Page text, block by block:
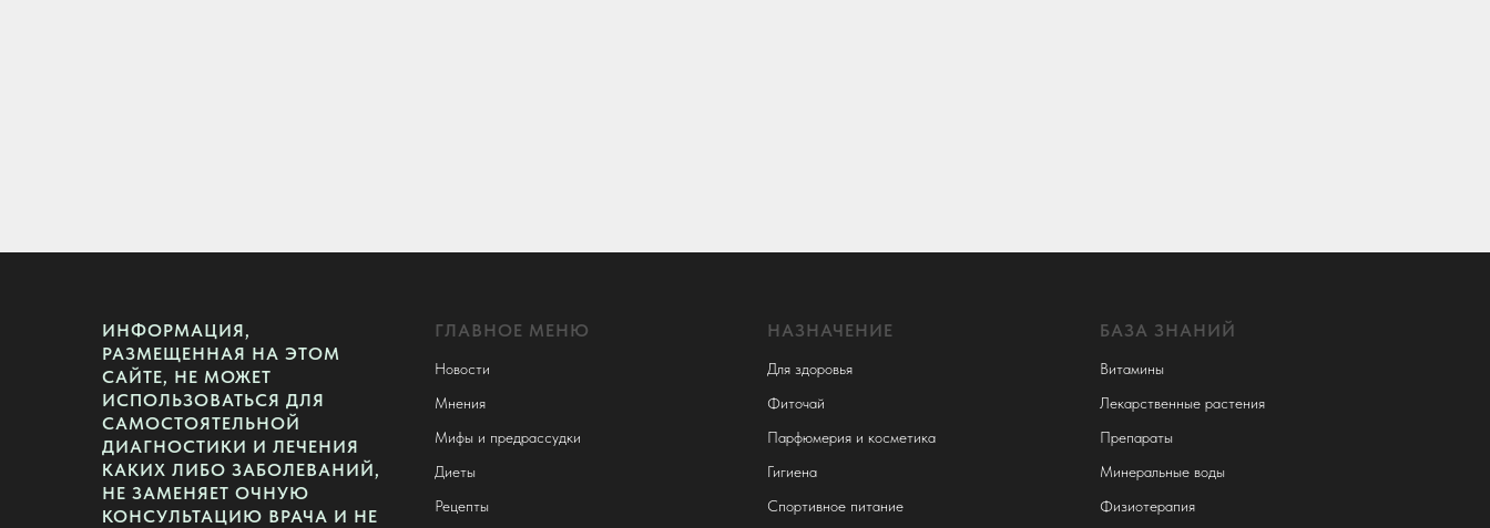
ИНФОРМАЦИЯ,
РАЗМЕЩЕННАЯ НА ЭТОМ
САЙТЕ, НЕ МОЖЕТ
ИСПОЛЬЗОВАТЬСЯ ДЛЯ
САМОСТОЯТЕЛЬНОЙ
ДИАГНОСТИКИ И ЛЕЧЕНИЯ
КАКИХ ЛИБО ЗАБОЛЕВАНИЙ,
НЕ ЗАМЕНЯЕТ ОЧНУЮ
КОНСУЛЬТАЦИЮ ВРАЧА И НЕ
ГЛАВНОЕ МЕНЮ
Новости
Мнения
Мифы и предрассудки
Диеты
Рецепты
НАЗНАЧЕНИЕ
Для здоровья
Фиточай
Парфюмерия и косметика
Гигиена
Спортивное питание
БАЗА ЗНАНИЙ
Витамины
Лекарственные растения
Препараты
Минеральные воды
Физиотерапия